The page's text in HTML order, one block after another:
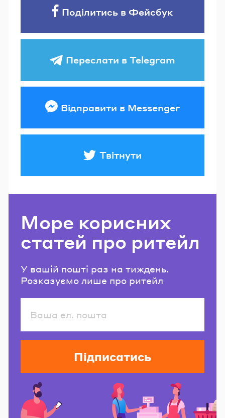
Поділитись в Фейсбук
Переслати в Telegram
Відправити в Messenger
Твітнути
Море корисних
статей про ритейл
У вашій пошті раз на тиждень.
Розказуємо лише про ритейл
Підписатись